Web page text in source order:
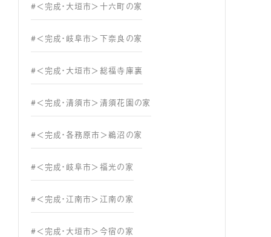
#＜完成・大垣市＞十六町の家
#＜完成・岐阜市＞下奈良の家
#＜完成・大垣市＞総福寺庫裏
#＜完成・清須市＞清須花園の家
#＜完成・各務原市＞鵜沼の家
#＜完成・岐阜市＞福光の家
#＜完成・江南市＞江南の家
#＜完成・大垣市＞今宿の家